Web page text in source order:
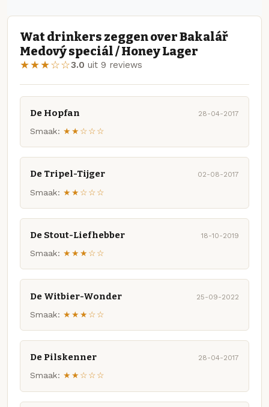
Wat drinkers zeggen over Bakalář
Medový speciál / Honey Lager
★★★☆☆3.0 uit 9 reviews
De Hopfan 28-04-2017
Smaak: ★★☆☆☆
De Tripel-Tijger 02-08-2017
Smaak: ★★☆☆☆
De Stout-Liefhebber 18-10-2019
Smaak: ★★★☆☆
De Witbier-Wonder 25-09-2022
Smaak: ★★★☆☆
De Pilskenner 28-04-2017
Smaak: ★★☆☆☆